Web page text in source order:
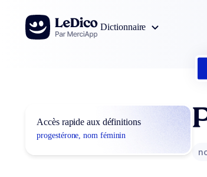
Aller au contenu
Dictionnaire
Accès rapide aux définitions
progestérone, nom féminin